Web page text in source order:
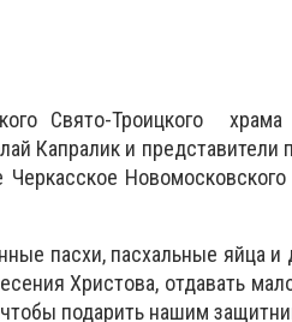
Свято-Троицкого храма
Капралик и
пасхи, пасхальные яйца и
Христова, отдавать
подарить нашим